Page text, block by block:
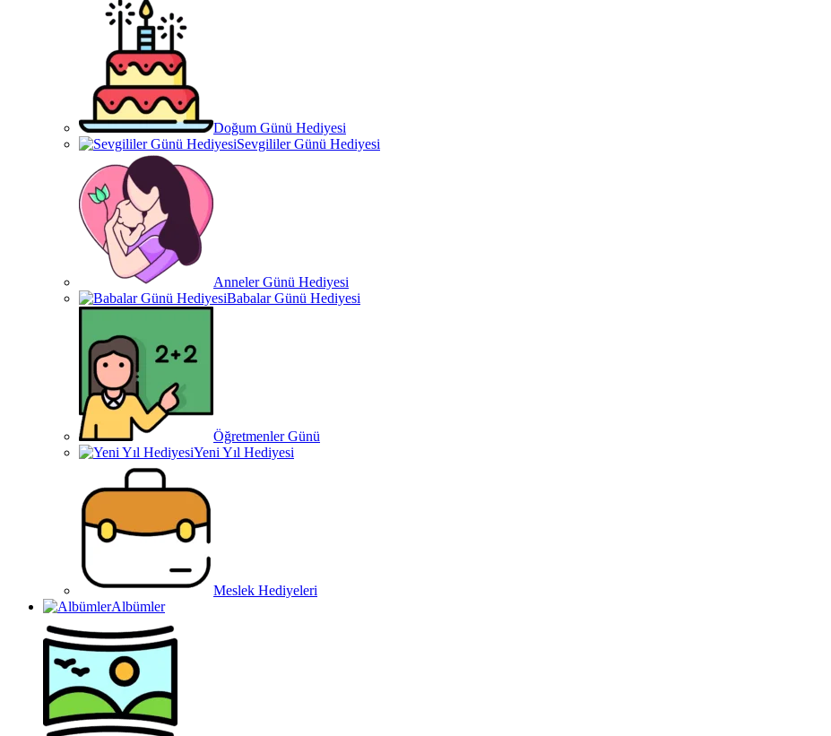
Doğum Günü Hediyesi
Sevgililer Günü Hediyesi
Anneler Günü Hediyesi
Babalar Günü Hediyesi
Öğretmenler Günü
Yeni Yıl Hediyesi
Meslek Hediyeleri
Albümler